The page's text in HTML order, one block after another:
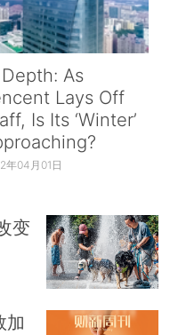
As
Lays Off
Is Its ‘Winter’
年04月01日
变
加